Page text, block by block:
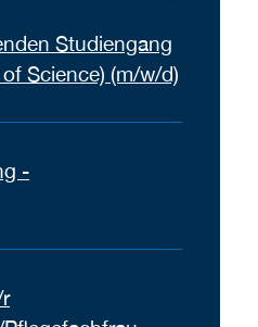
Studiengang
Science) (m/w/d)
-